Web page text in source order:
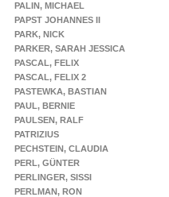
PALIN, MICHAEL
PAPST JOHANNES II
PARK, NICK
PARKER, SARAH JESSICA
PASCAL, FELIX
PASCAL, FELIX 2
PASTEWKA, BASTIAN
PAUL, BERNIE
PAULSEN, RALF
PATRIZIUS
PECHSTEIN, CLAUDIA
PERL, GÜNTER
PERLINGER, SISSI
PERLMAN, RON